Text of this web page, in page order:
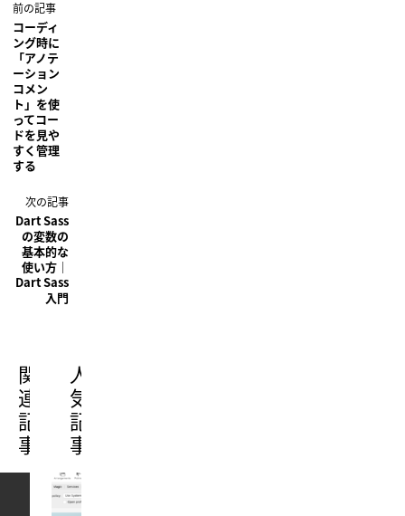
コーディ
ング時に
「アノテ
ーション
コメン
ト」を使
ってコー
ドを見や
すく管理
する
Dart Sass
の変数の
基本的な
使い方｜
Dart Sass
入門
関
連
記
事
人
気
記
事